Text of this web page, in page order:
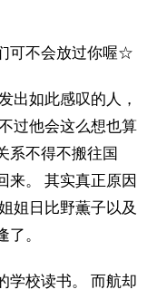
可不会放过你喔☆
出如此感叹的人，
过他会这么想也算
系不得不搬往国
来。 其实真正原因
姐日比野薫子以及
。
学校读书。 而航却